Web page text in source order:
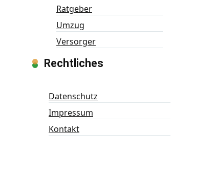
Ratgeber
Umzug
Versorger
Rechtliches
Datenschutz
Impressum
Kontakt